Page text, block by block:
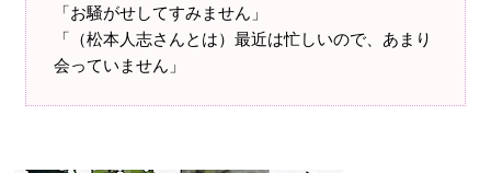
「お騒がせしてすみません」
「（松本人志さんとは）最近は忙しいので、あまり
会っていません」